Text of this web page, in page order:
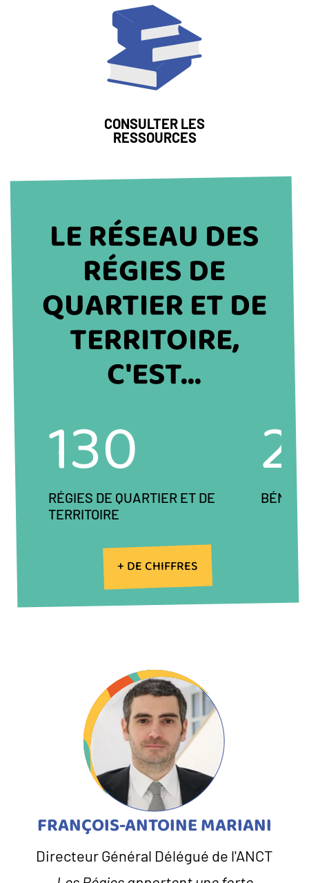
Image
LIENCONSULTER LES
RESSOURCES
TITRE
BLOC
LE RÉSEAU DES
RÉGIES DE
QUARTIER ET DE
TERRITOIRE,
C'EST...
130
RÉGIES DE QUARTIER ET DE
TERRITOIRE
+ DE CHIFFRES
FRANÇOIS-ANTOINE MARIANI
Directeur Général Délégué de l'ANCT